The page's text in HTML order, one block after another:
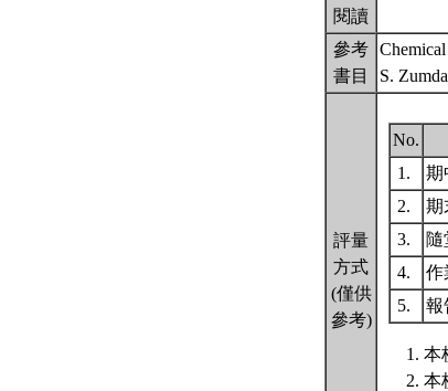
閱讀
參考
書目
S.
評量
方式
(僅供
參考)
No.
1.
期
2.
期
3.
隨
4.
作
5.
報
本
本